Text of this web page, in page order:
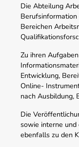
Die Abteilung
Bereichen
Zu ihren
Entwicklung,
Online-
nach Ausbildung,
Die
sowie interne
ebenfalls zu den